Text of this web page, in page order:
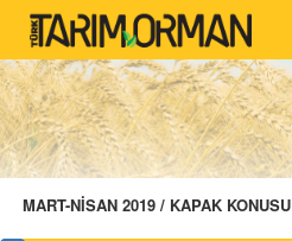
MART-NİSAN 2019 / KAPAK KONUSU